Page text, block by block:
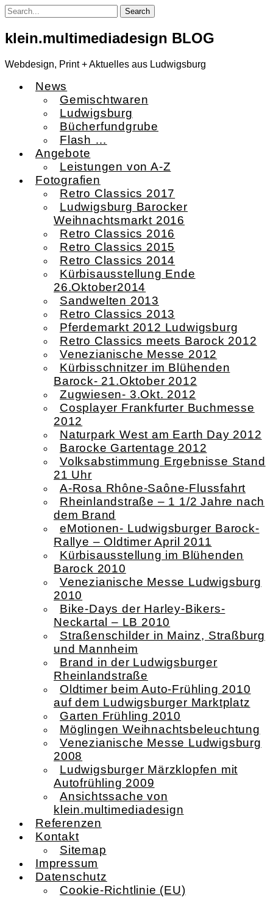
Skip
to
content
klein.multimediadesign BLOG
Webdesign, Print + Aktuelles aus Ludwigsburg
News
Gemischtwaren
Ludwigsburg
Bücherfundgrube
Flash …
Angebote
Leistungen von A-Z
Fotografien
Retro Classics 2017
Ludwigsburg Barocker
Weihnachtsmarkt 2016
Retro Classics 2016
Retro Classics 2015
Retro Classics 2014
Kürbisausstellung Ende
26.Oktober2014
Sandwelten 2013
Retro Classics 2013
Pferdemarkt 2012 Ludwigsburg
Retro Classics meets Barock 2012
Venezianische Messe 2012
Kürbisschnitzer im Blühenden
Barock- 21.Oktober 2012
Zugwiesen- 3.Okt. 2012
Cosplayer Frankfurter Buchmesse
2012
Naturpark West am Earth Day 2012
Barocke Gartentage 2012
Volksabstimmung Ergebnisse Stand
21 Uhr
A-Rosa Rhône-Saône-Flussfahrt
Rheinlandstraße – 1 1/2 Jahre nach
dem Brand
eMotionen- Ludwigsburger Barock-
Rallye – Oldtimer April 2011
Kürbisausstellung im Blühenden
Barock 2010
Venezianische Messe Ludwigsburg
2010
Bike-Days der Harley-Bikers-
Neckartal – LB 2010
Straßenschilder in Mainz, Straßburg
und Mannheim
Brand in der Ludwigsburger
Rheinlandstraße
Oldtimer beim Auto-Frühling 2010
auf dem Ludwigsburger Marktplatz
Garten Frühling 2010
Möglingen Weihnachtsbeleuchtung
Venezianische Messe Ludwigsburg
2008
Ludwigsburger Märzklopfen mit
Autofrühling 2009
Ansichtssache von
klein.multimediadesign
Referenzen
Kontakt
Sitemap
Impressum
Datenschutz
Cookie-Richtlinie (EU)